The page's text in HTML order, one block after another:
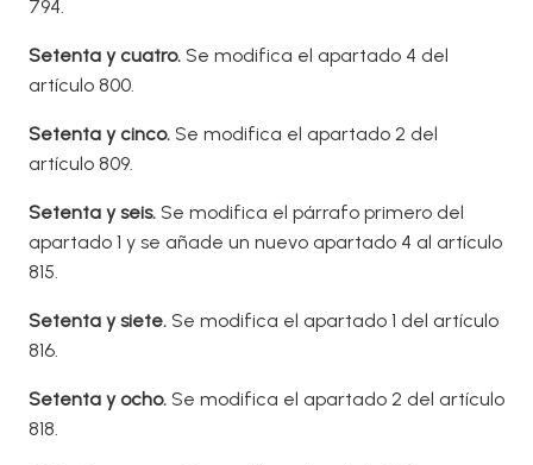
794.
Setenta y cuatro. Se modifica el apartado 4 del
artículo 800.
Setenta y cinco. Se modifica el apartado 2 del
artículo 809.
Setenta y seis. Se modifica el párrafo primero del
apartado 1 y se añade un nuevo apartado 4 al artículo
815.
Setenta y siete. Se modifica el apartado 1 del artículo
816.
Setenta y ocho. Se modifica el apartado 2 del artículo
818.